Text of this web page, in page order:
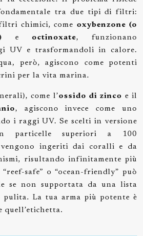
tra due tipi di filtri:
chimici, come oxybenzone (o
e octinoxate, funzionano
UV e trasformandoli in calore.
però, agiscono come potenti
per la vita marina.
come l’ossido di zinco e il
, agiscono invece come uno
i raggi UV. Se scelti in versione
particelle superiori a 100
ingeriti dai coralli e da
risultando infinitamente più
safe” o “ocean-friendly” può
se non supportata da una lista
pulita. La tua arma più potente è
quell’etichetta.